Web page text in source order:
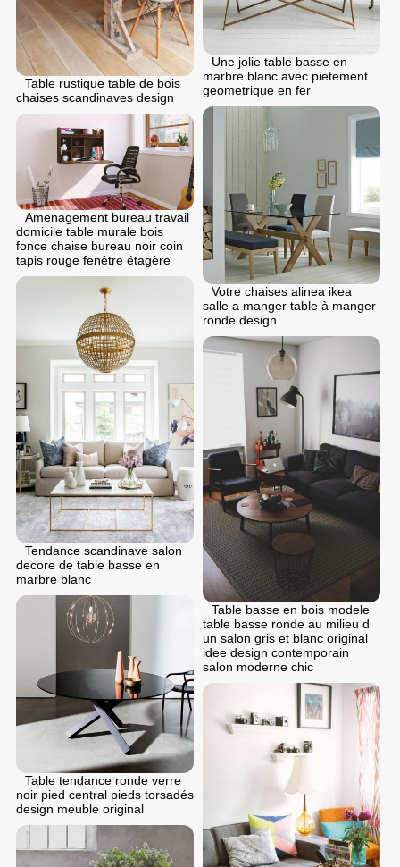
Table rustique table de bois
chaises scandinaves design
Une jolie table basse en
marbre blanc avec pietement
geometrique en fer
Votre chaises alinea ikea
salle a manger table à manger
ronde design
Amenagement bureau travail
domicile table murale bois
fonce chaise bureau noir coin
tapis rouge fenêtre étagère
Tendance scandinave salon
decore de table basse en
marbre blanc
Table basse en bois modele
table basse ronde au milieu d
un salon gris et blanc original
idee design contemporain
salon moderne chic
Table tendance ronde verre
noir pied central pieds torsadés
design meuble original